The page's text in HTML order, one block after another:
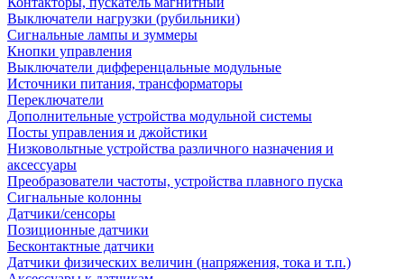
Выключатели нагрузки (рубильники)
Сигнальные лампы и зуммеры
Кнопки управления
Выключатели дифференцальные модульные
Источники питания, трансформаторы
Переключатели
Дополнительные устройства модульной системы
Посты управления и джойстики
Низковольтные устройства различного назначения и
аксессуары
Преобразователи частоты, устройства плавного пуска
Сигнальные колонны
Датчики/сенсоры
Позиционные датчики
Бесконтактные датчики
Датчики физических величин (напряжения, тока и т.п.)